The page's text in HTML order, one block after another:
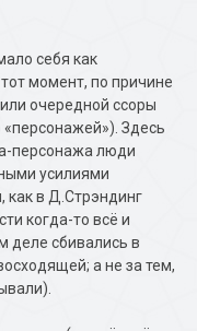
себя как
момент, по причине
очередной ссоры
Здесь
персонажа люди
усилиями
как в Д.Стрэндинг
когда-то всё и
деле сбивались в
а не за тем,